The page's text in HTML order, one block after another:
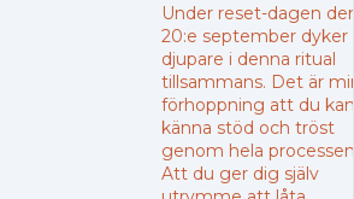
Under reset-dagen
20:e september dyker
djupare i denna ritual
tillsammans. Det är
förhoppning att du kan
känna stöd och tröst
genom hela
Att du ger dig själv